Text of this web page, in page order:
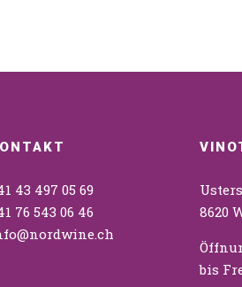
43 497 05 69
76 543 06 46
8620
bis